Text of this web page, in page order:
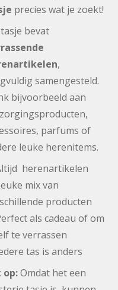
precies wat je zoekt!
bevat
,
samengesteld.
bijvoorbeeld aan
parfums of
leuke herenitems.
herenartikelen
mix van
producten
als cadeau of om
te verrassen
tas is anders
op:Omdat het een